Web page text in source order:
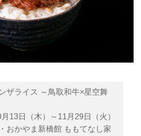
ザライス ～鳥取和牛×星空舞
13日（木）～11月29日（火）
おかやま新橋館 ももてなし家